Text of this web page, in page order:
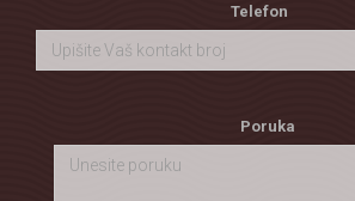
Telefon
Poruka